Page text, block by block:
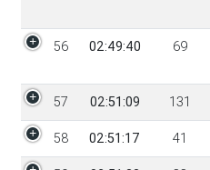
56 02:49:40 69
57 02:51:09 131
58 02:51:17 41